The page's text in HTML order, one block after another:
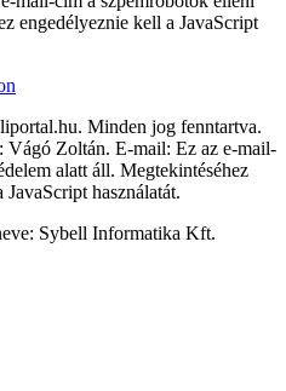
engedélyeznie kell a JavaScript
Minden jog fenntartva.
Vágó Zoltán. E-mail: Ez az e-mail-
alatt áll. Megtekintéséhez
használatát.
Sybell Informatika Kft.